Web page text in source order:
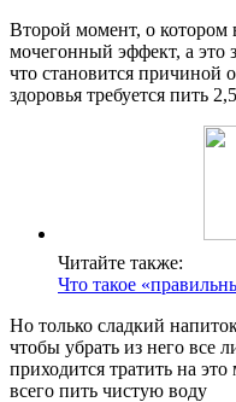
Второй момент, о
мочегонный эффект, а это
что становится причиной
здоровья требуется пить
Читайте также:
Что такое
Но только сладкий
чтобы убрать из него все
приходится тратить на
всего пить чистую воду